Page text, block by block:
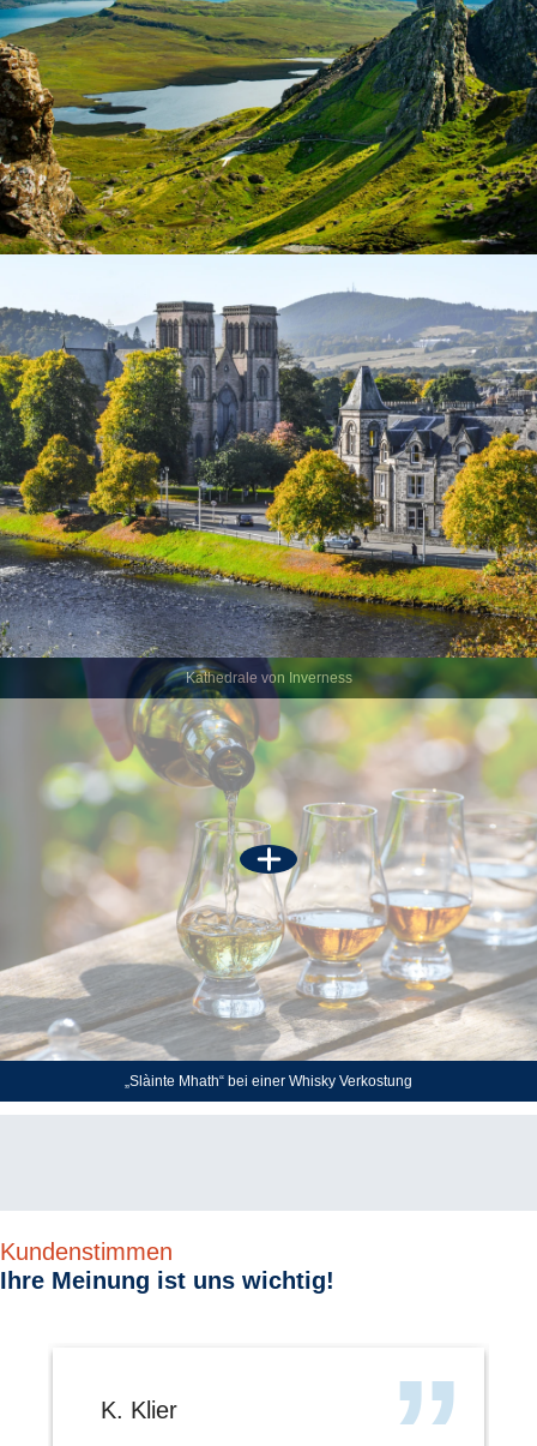
Kathedrale von Inverness
„Slàinte Mhath“ bei einer Whisky Verkostung
Kundenstimmen
Ihre Meinung ist uns wichtig!
K. Klier